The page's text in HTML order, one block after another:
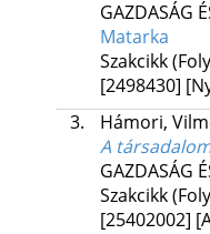
GAZDASÁG
Matarka
Szakcikk
[2498430]
3.
Hámori,
A
GAZDASÁG
Szakcikk
[25402002]